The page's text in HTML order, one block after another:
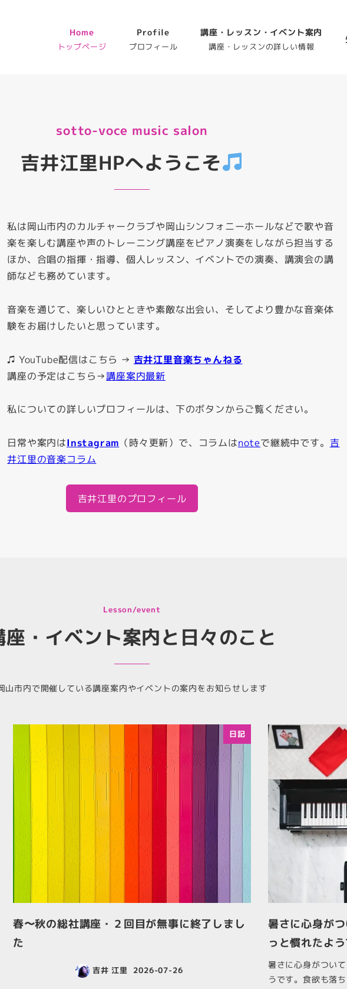
Home
トップページ
Profile
プロフィール
講座・レッスン・イベント案内
講座・レッスンの詳しい情報
sotto-voce music salon
吉井江里HPへようこそ
私は岡山市内のカルチャークラブや岡山シンフォニーホールなどで歌や音
楽を楽しむ講座や声のトレーニング講座をピアノ演奏をしながら担当する
ほか、合唱の指揮・指導、個人レッスン、イベントでの演奏、講演会の講
師なども務めています。
音楽を通じて、楽しいひとときや素敵な出会い、そしてより豊かな音楽体
験をお届けしたいと思っています。
♫ YouTube配信はこちら → 吉井江里音楽ちゃんねる
講座の予定はこちら→講座案内最新
私についての詳しいプロフィールは、下のボタンからご覧ください。
日常や案内はInstagram （時々更新）で、コラムはnoteで継続中です。 吉
井江里の音楽コラム
吉井江里のプロフィール
Lesson/event
座・イベント案内と日々のこと
山市内で開催している講座案内やイベントの案内をお知らせします
日記
春〜秋の総社講座・２回目が無事に終了しまし
た
吉井 江里 2026-07-26
暑さに心身が
っと慣れたよ
暑さに心身がつい
うです。食欲も落